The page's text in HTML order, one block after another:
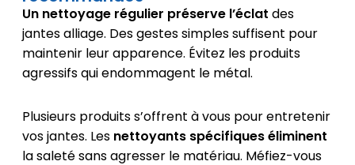
Un nettoyage régulier préserve l’éclat des
jantes alliage. Des gestes simples suffisent pour
maintenir leur apparence. Évitez les produits
agressifs qui endommagent le métal.
Plusieurs produits s’offrent à vous pour entretenir
vos jantes. Les nettoyants spécifiques éliminent
la saleté sans agresser le matériau. Méfiez-vous